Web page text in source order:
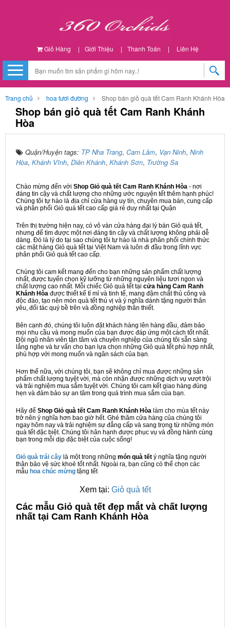
Giỏ Hàng | Giới Thiệu | Thanh Toán | Liên Hệ
Trang chủ hoa tươi đường Shop bán giỏ quà tết Cam Ranh Khánh Hòa
Shop bán giỏ quà tết Cam Ranh Khánh
Hòa
Quận/Huyện tags: TP Nha Trang, Cam Lâm, Vạn Ninh, Ninh
Hòa, Khánh Vĩnh, Diên Khánh, Khánh Sơn, Trường Sa
Chào mừng đến với Shop Giỏ quà tết Cam Ranh Khánh Hòa - nơi
đáng tin cậy và chất lượng cho những ước nguyện tết thêm hạnh phúc!
Chúng tôi tự hào là địa chỉ cửa hàng uy tín, chuyên mua bán, cung cấp
và phân phối Giỏ quà tết cao cấp giá rẻ duy nhất tại Quận
Trên thị trường hiện nay, có vô vàn cửa hàng đại lý bán Giỏ quà tết,
nhưng để tìm được một nơi đáng tin cậy và chất lượng không phải dễ
dàng. Đó là lý do tại sao chúng tôi tự hào là nhà phân phối chính thức
các mặt hàng Giỏ quà tết tại Việt Nam và luôn đi đầu trong lĩnh vực
phân phối Giỏ quà tết cao cấp.
Chúng tôi cam kết mang đến cho bạn những sản phẩm chất lượng
nhất, được tuyển chọn kỹ lưỡng từ những nguyên liệu tươi ngon và
chất lượng cao nhất. Mỗi chiếc Giỏ quà tết tại cửa hàng Cam Ranh
Khánh Hòa được thiết kế tỉ mỉ và tinh tế, mang đậm chất thủ công và
độc đáo, tạo nên món quà tết thú vị và ý nghĩa dành tặng người thân
yêu, đối tác quý bề trên và đồng nghiệp thân thiết.
Bên cạnh đó, chúng tôi luôn đặt khách hàng lên hàng đầu, đảm bảo
mọi nhu cầu và mong muốn của bạn được đáp ứng một cách tốt nhất.
Đội ngũ nhân viên tận tâm và chuyên nghiệp của chúng tôi sẵn sàng
lắng nghe và tư vấn cho bạn lựa chọn những Giỏ quà tết phù hợp nhất,
phù hợp với mong muốn và ngân sách của bạn.
Hơn thế nữa, với chúng tôi, bạn sẽ không chỉ mua được những sản
phẩm chất lượng tuyệt vời, mà còn nhận được những dịch vụ vượt trội
và trải nghiệm mua sắm tuyệt vời. Chúng tôi cam kết giao hàng đúng
hẹn và đảm bảo sự an tâm trong quá trình mua sắm của bạn.
Hãy để Shop Giỏ quà tết Cam Ranh Khánh Hòa làm cho mùa tết này
trở nên ý nghĩa hơn bao giờ hết. Ghé thăm cửa hàng của chúng tôi
ngay hôm nay và trải nghiệm sự đẳng cấp và sang trọng từ những món
quà tết đặc biệt. Chúng tôi hân hạnh được phục vụ và đồng hành cùng
bạn trong mỗi dịp đặc biệt của cuộc sống!
Giỏ quà trái cây là một trong những món quà tết ý nghĩa tặng người
thân bảo vệ sức khoẻ tốt nhất. Ngoài ra, bạn cũng có thể chọn các
mẫu hoa chúc mừng tặng tết
Xem tại: Giỏ quà tết
Các mẫu Giỏ quà tết đẹp mắt và chất lượng
nhất tại Cam Ranh Khánh Hòa